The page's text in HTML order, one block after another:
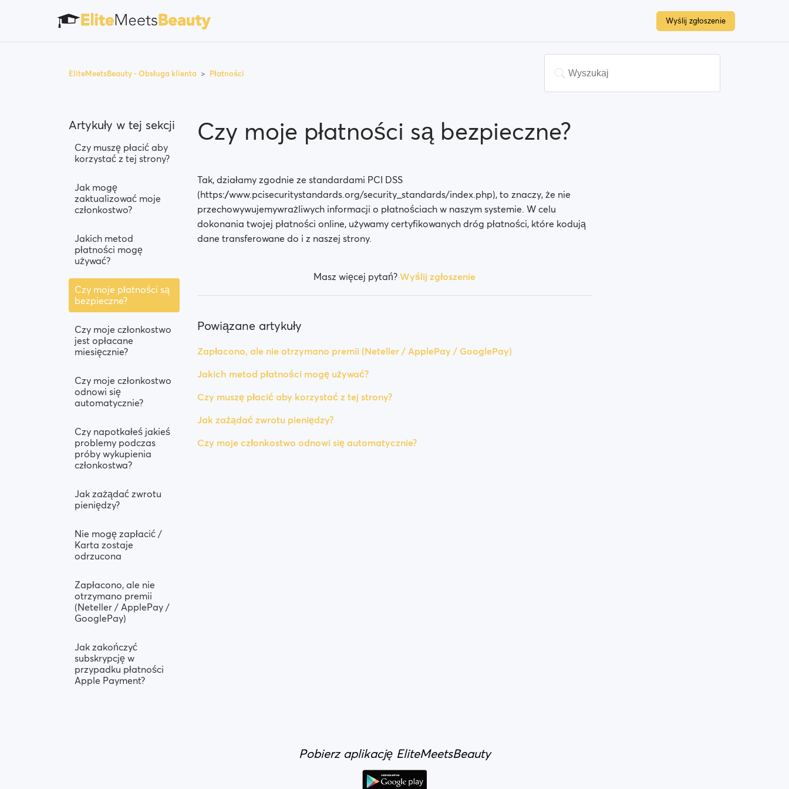
Wyślij zgłoszenie
EliteMeetsBeauty - Obsługa klienta Płatności
Artykuły w tej sekcji
Czy muszę płacić aby
korzystać z tej strony?
Jak mogę
zaktualizować moje
członkostwo?
Jakich metod
płatności mogę
używać?
Czy moje płatności są
bezpieczne?
Czy moje członkostwo
jest opłacane
miesięcznie?
Czy moje członkostwo
odnowi się
automatycznie?
Czy napotkałeś jakieś
problemy podczas
próby wykupienia
członkostwa?
Jak zażądać zwrotu
pieniędzy?
Nie mogę zapłacić /
Karta zostaje
odrzucona
Zapłacono, ale nie
otrzymano premii
(Neteller / ApplePay /
GooglePay)
Jak zakończyć
subskrypcję w
przypadku płatności
Apple Payment?
Czy moje płatności są bezpieczne?
Tak, działamy zgodnie ze standardami PCI DSS
(https://www.pcisecuritystandards.org/security_standards/index.php), to znaczy, że nie
przechowywujemywrażliwych informacji o płatnościach w naszym systemie. W celu
dokonania twojej płatności online, używamy certyfikowanych dróg płatności, które kodują
dane transferowane do i z naszej strony.
Masz więcej pytań? Wyślij zgłoszenie
Powiązane artykuły
Zapłacono, ale nie otrzymano premii (Neteller / ApplePay / GooglePay)
Jakich metod płatności mogę używać?
Czy muszę płacić aby korzystać z tej strony?
Jak zażądać zwrotu pieniędzy?
Czy moje członkostwo odnowi się automatycznie?
Pobierz aplikację EliteMeetsBeauty